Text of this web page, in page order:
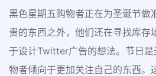
黑色星期五购物者正在为圣诞节做
贵的东西之外，他们还在寻找库存
于设计Twitter广告的想法。节日
物者倾向于更加关注自己的东西